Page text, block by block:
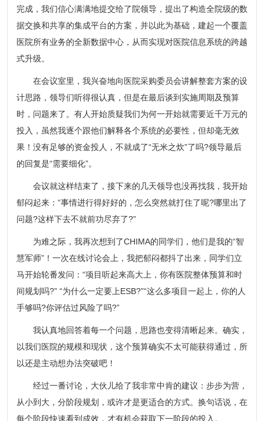
完成，我们信心满满地提交给了院领导，提出了构造全院级的数
据交换和共享的集成平台的方案，并以此为基础，建起一个覆盖
医院所有业务的全新数据中心，从而实现对医院信息系统的跨越
式升级。
在会议室里，我兴奋地向医院采购委员会讲解整套方案的设
计思路，领导们听得很认真，但是在最后谈到实施周期及预算
时，问题来了。有人开始质疑我们为何一开始就需要近千万元的
投入，虽然我逐个跟他们解释各个系统的必要性，但却毫无效
果！没有足够的资金投人，不就成了“无米之炊”了吗?领导最后
的回复是“需要细化”。
会议就这样结束了，接下来的几天领导也没再找我，我开始
郁闷起来：“事情进行得好好的，怎么突然就打住了呢?哪里出了
问题?这样下去不就前功尽弃了?”
为难之际，我再次想到了CHIMA的同学们，他们是我的“智
慧军师”！一次在线讨论会上，我把郁闷都抖了出来，同学们立
马开始轮番发问：“项目听起来高大上，你有医院整体预算和时
间规划吗?” “为什么一定要上ESB?”“这么多项目一起上，你的人
手够吗?你评估过风险了吗?”
我认真地回答着每一个问题，思路也变得清晰起来。确实，
以我们医院的规模和现状，这个预算确实不太可能获得通过，所
以还是主动想办法突破吧！
经过一番讨论，大伙儿给了我非常中肯的建议：步步为营，
从小到大，分阶段规划，或许才是更适合的方式。换句话说，在
每个阶段快速看到成效，才有机会获取下一阶段的投入。